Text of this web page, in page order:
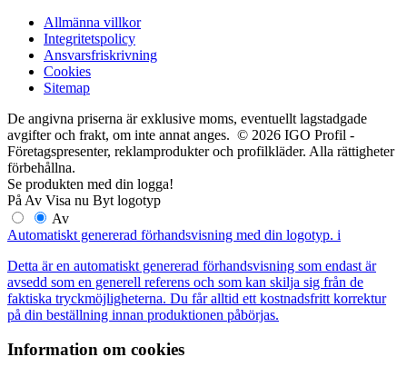
Allmänna villkor
Integritetspolicy
Ansvarsfriskrivning
Cookies
Sitemap
De angivna priserna är exklusive moms, eventuellt lagstadgade
avgifter och frakt, om inte annat anges. © 2026 IGO Profil -
Företagspresenter, reklamprodukter och profilkläder. Alla rättigheter
förbehållna.
Se produkten med din logga!
På Av Visa nu Byt logotyp
Av
Automatiskt genererad förhandsvisning med din logotyp. i
Detta är en automatiskt genererad förhandsvisning som endast är
avsedd som en generell referens och som kan skilja sig från de
faktiska tryckmöjligheterna. Du får alltid ett kostnadsfritt korrektur
på din beställning innan produktionen påbörjas.
Information om cookies